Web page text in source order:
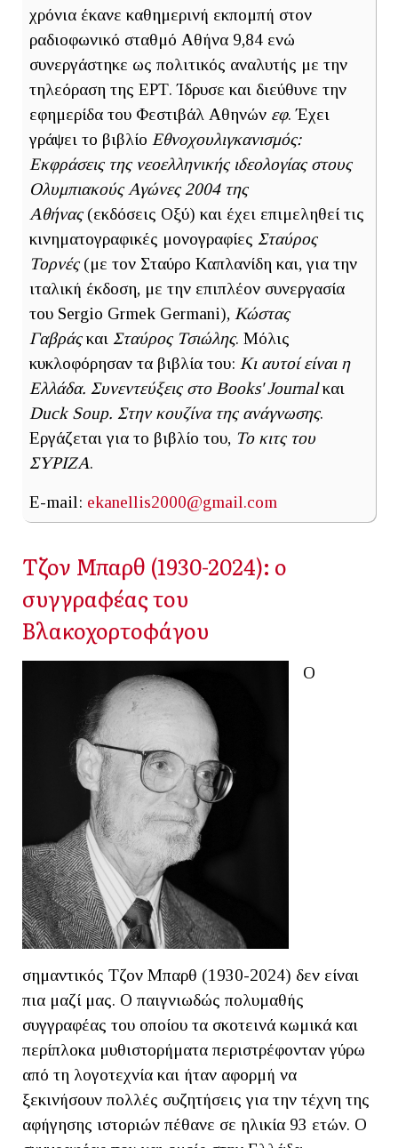
χρόνια έκανε καθημερινή εκπομπή στον
ραδιοφωνικό σταθμό Αθήνα 9,84 ενώ
συνεργάστηκε ως πολιτικός αναλυτής με την
τηλεόραση της ΕΡΤ. Ίδρυσε και διεύθυνε την
εφημερίδα του Φεστιβάλ Αθηνών εφ. Έχει
γράψει το βιβλίο Εθνοχουλιγκανισμός:
Εκφράσεις της νεοελληνικής ιδεολογίας στους
Ολυμπιακούς Αγώνες 2004 της
Αθήνας(εκδόσεις Οξύ) και έχει επιμεληθεί τις
κινηματογραφικές μονογραφίες Σταύρος
Τορνές(με τον Σταύρο Καπλανίδη και, για την
ιταλική έκδοση, με την επιπλέον συνεργασία
του Sergio Grmek Germani), Κώστας
Γαβράςκαι Σταύρος Τσιώλης. Μόλις
κυκλοφόρησαν τα βιβλία του: Κι αυτοί είναι η
Ελλάδα. Συνεντεύξεις στο Books' Journalκαι
Duck Soup. Στην κουζίνα της ανάγνωσης.
Εργάζεται για το βιβλίο του, Το κιτς του
ΣΥΡΙΖΑ.
E-mail: ekanellis2000@gmail.com
Τζον Μπαρθ (1930-2024): ο
συγγραφέας του
Βλακοχορτοφάγου
Ο
σημαντικός Τζον Μπαρθ (1930-2024) δεν είναι
πια μαζί μας. Ο παιγνιωδώς πολυμαθής
συγγραφέας του οποίου τα σκοτεινά κωμικά και
περίπλοκα μυθιστορήματα περιστρέφονταν γύρω
από τη λογοτεχνία και ήταν αφορμή να
ξεκινήσουν πολλές συζητήσεις για την τέχνη της
αφήγησης ιστοριών πέθανε σε ηλικία 93 ετών. Ο